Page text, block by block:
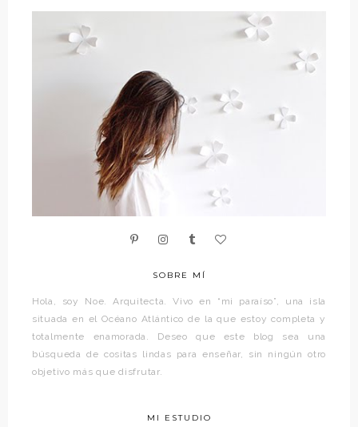
SOBRE MÍ
Hola, soy Noe. Arquitecta. Vivo en “mi paraíso”, una isla
situada en el Océano Atlántico de la que estoy completa y
totalmente enamorada. Deseo que este blog sea una
búsqueda de cositas lindas para enseñar, sin ningún otro
objetivo más que disfrutar.
MI ESTUDIO